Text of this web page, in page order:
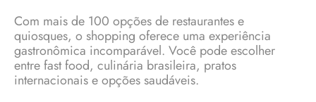
Com mais de 100 opções de restaurantes e
quiosques, o shopping oferece uma experiência
gastronômica incomparável. Você pode escolher
entre fast food, culinária brasileira, pratos
internacionais e opções saudáveis.